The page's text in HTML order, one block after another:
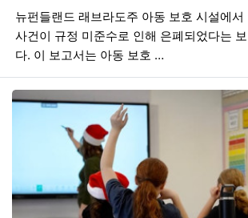
뉴펀들랜드 래브라도주 아동 보호 시설에서
사건이 규정 미준수로 인해 은폐되었다는
다. 이 보고서는 아동 보호 …